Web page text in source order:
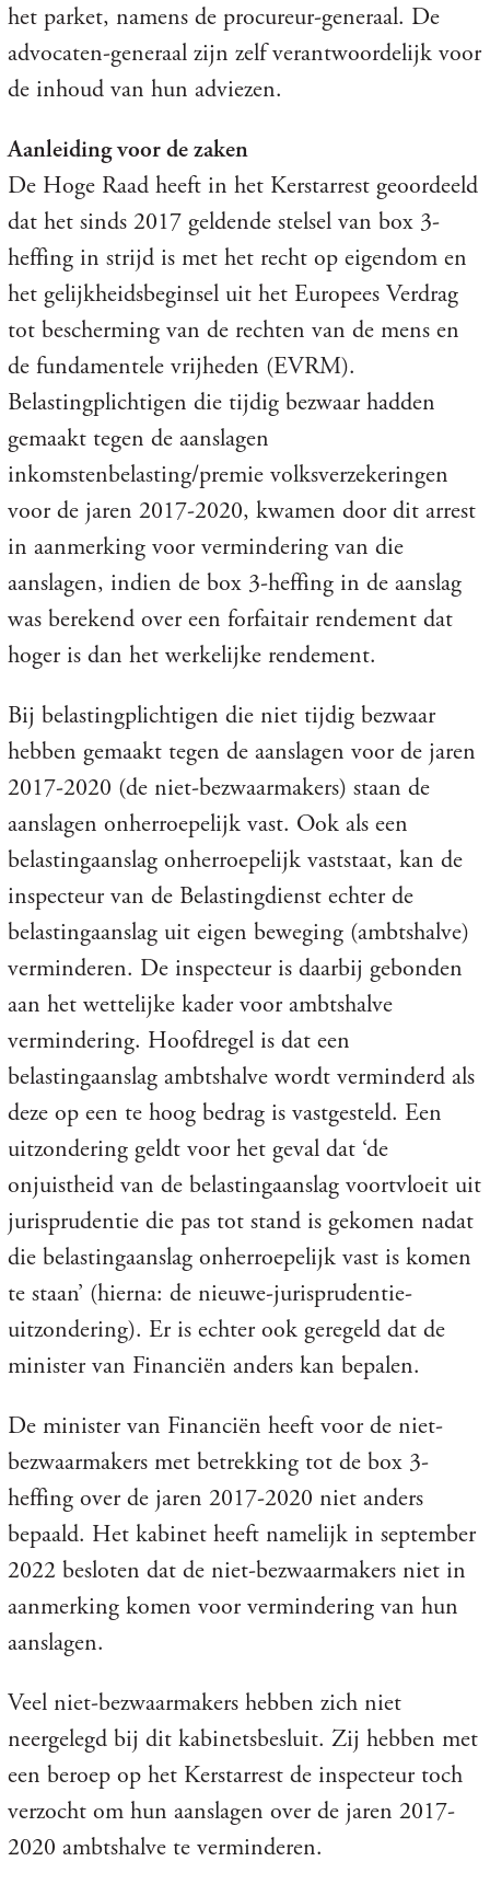
het parket, namens de procureur-generaal. De
advocaten-generaal zijn zelf verantwoordelijk voor
de inhoud van hun adviezen.
Aanleiding voor de zaken
De Hoge Raad heeft in het Kerstarrest geoordeeld
dat het sinds 2017 geldende stelsel van box 3-
heffing in strijd is met het recht op eigendom en
het gelijkheidsbeginsel uit het Europees Verdrag
tot bescherming van de rechten van de mens en
de fundamentele vrijheden (EVRM).
Belastingplichtigen die tijdig bezwaar hadden
gemaakt tegen de aanslagen
inkomstenbelasting/premie volksverzekeringen
voor de jaren 2017-2020, kwamen door dit arrest
in aanmerking voor vermindering van die
aanslagen, indien de box 3-heffing in de aanslag
was berekend over een forfaitair rendement dat
hoger is dan het werkelijke rendement.
Bij belastingplichtigen die niet tijdig bezwaar
hebben gemaakt tegen de aanslagen voor de jaren
2017-2020 (de niet-bezwaarmakers) staan de
aanslagen onherroepelijk vast. Ook als een
belastingaanslag onherroepelijk vaststaat, kan de
inspecteur van de Belastingdienst echter de
belastingaanslag uit eigen beweging (ambtshalve)
verminderen. De inspecteur is daarbij gebonden
aan het wettelijke kader voor ambtshalve
vermindering. Hoofdregel is dat een
belastingaanslag ambtshalve wordt verminderd als
deze op een te hoog bedrag is vastgesteld. Een
uitzondering geldt voor het geval dat ‘de
onjuistheid van de belastingaanslag voortvloeit uit
jurisprudentie die pas tot stand is gekomen nadat
die belastingaanslag onherroepelijk vast is komen
te staan’ (hierna: de nieuwe-jurisprudentie-
uitzondering). Er is echter ook geregeld dat de
minister van Financiën anders kan bepalen.
De minister van Financiën heeft voor de niet-
bezwaarmakers met betrekking tot de box 3-
heffing over de jaren 2017-2020 niet anders
bepaald. Het kabinet heeft namelijk in september
2022 besloten dat de niet-bezwaarmakers niet in
aanmerking komen voor vermindering van hun
aanslagen.
Veel niet-bezwaarmakers hebben zich niet
neergelegd bij dit kabinetsbesluit. Zij hebben met
een beroep op het Kerstarrest de inspecteur toch
verzocht om hun aanslagen over de jaren 2017-
2020 ambtshalve te verminderen.